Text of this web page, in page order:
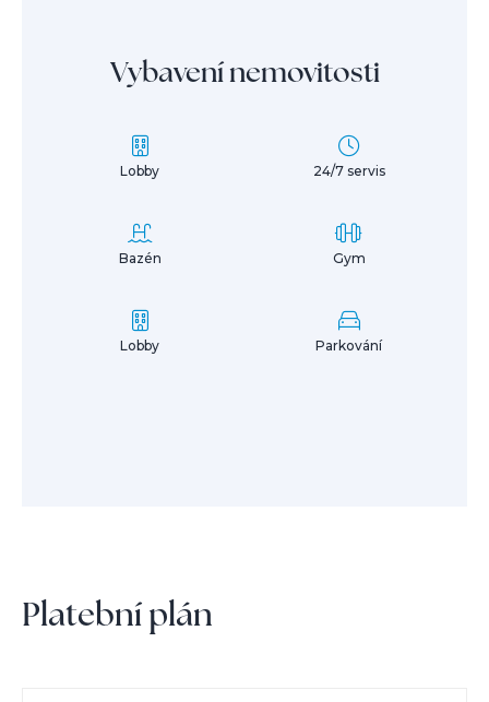
Vybavení nemovitosti
Lobby 24/7 servis
Bazén Gym
Lobby Parkování
Platební plán